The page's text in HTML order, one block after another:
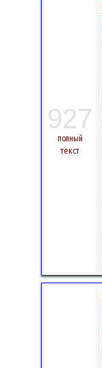
927
полный
текст